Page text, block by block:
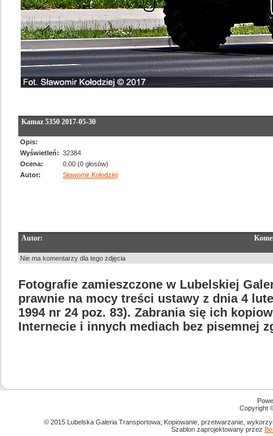
Kamaz 5350 2017-05-30
Opis:
Wyświetleń: 32384
Ocena:
0.00 (0 głosów)
Autor:
Sławomir Kołodziej
Autor:
Nie ma komentarzy dla tego zdjęcia
Fotografie zamieszczone w Lubelskiej
prawnie na mocy treści ustawy z dnia 4
1994 nr 24 poz. 83). Zabrania się ich
Internecie i innych mediach bez pisemnej
Copyright
© 2015 Lubelska Galeria Transportowa; Kopiowanie, przetwarzanie,
Szablon zaprojektowany przez